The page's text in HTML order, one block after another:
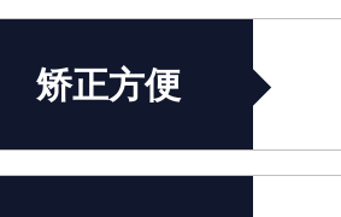
矫正方便